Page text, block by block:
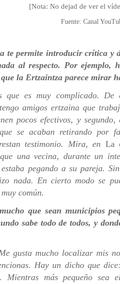
[Nota: No dejad de ver el
Fuente: Canal
te permite introducir crítica y
al respecto. Por ejemplo,
la Ertzaintza parece mirar
que es muy complicado.
amigos ertzaina que
pocos efectivos, y
se acaban retirando por
testimonio. Mira, en La
una vecina, durante un
pegando a su pareja.
nada. En cierto modo se
común.
que sean municipios
sabe todo de todos, y
gusta mucho localizar mis
Hay un dicho que
Mientras más pequeño sea